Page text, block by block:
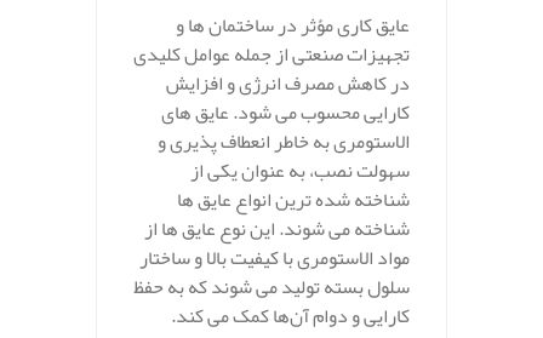
عایق‌ کاری مؤثر در ساختمان‌ ها و
تجهیزات صنعتی از جمله عوامل کلیدی
در کاهش مصرف انرژی و افزایش
کارایی محسوب می‌ شود. عایق‌ های
الاستومری به خاطر انعطاف‌ پذیری و
سهولت نصب، به عنوان یکی از
شناخته‌ شده‌ ترین انواع عایق‌ ها
شناخته می‌ شوند. این نوع عایق‌ ها از
مواد الاستومری با کیفیت بالا و ساختار
سلول بسته تولید می‌ شوند که به حفظ
کارایی و دوام آن‌ها کمک می‌ کند.